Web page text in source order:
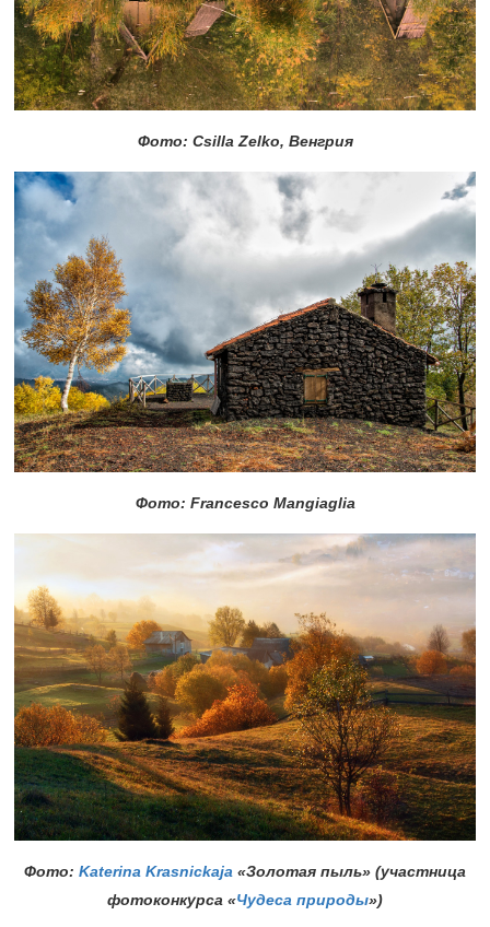
Фото: Csilla Zelko, Венгрия
Фото: Francesco Mangiaglia
Фото: Katerina Krasnickaja «Золотая пыль» (участница
фотоконкурса «Чудеса природы»)